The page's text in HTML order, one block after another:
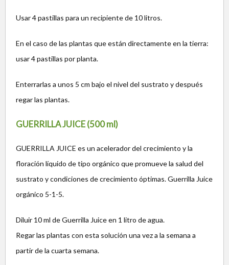
Usar 4 pastillas para un recipiente de 10 litros.
En el caso de las plantas que están directamente en la tierra:
usar 4 pastillas por planta.
Enterrarlas a unos 5 cm bajo el nivel del sustrato y después
regar las plantas.
GUERRILLA JUICE (500 ml)
GUERRILLA JUICE es un acelerador del crecimiento y la
floración líquido de tipo orgánico que promueve la salud del
sustrato y condiciones de crecimiento óptimas. Guerrilla Juice
orgánico 5-1-5.
Diluir 10 ml de Guerrilla Juice en 1 litro de agua.
Regar las plantas con esta solución una vez a la semana a
partir de la cuarta semana.